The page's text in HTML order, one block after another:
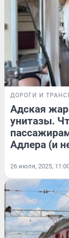
ДОРОГИ И
Адская
унитазы.
Адлера (и
26 июля, 2025,